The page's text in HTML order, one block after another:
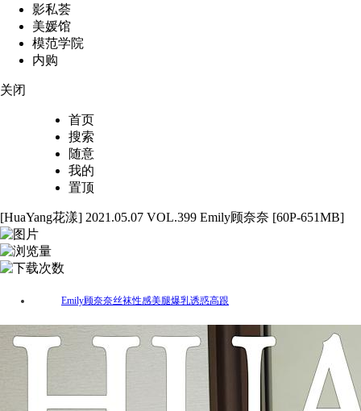
影私荟
美媛馆
模范学院
内购
关闭
首页
搜索
随意
我的
置顶
[HuaYang花漾] 2021.05.07 VOL.399 Emily顾奈奈 [60P-651MB]
Emily顾奈奈丝袜性感美腿爆乳诱惑高跟